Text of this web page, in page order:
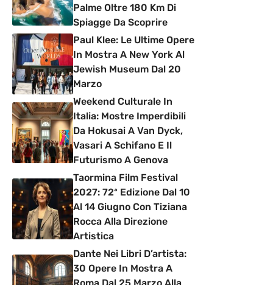
Palme Oltre 180 Km Di
Spiagge Da Scoprire
Paul Klee: Le Ultime Opere
In Mostra A New York Al
Jewish Museum Dal 20
Marzo
Weekend Culturale In
Italia: Mostre Imperdibili
Da Hokusai A Van Dyck,
Vasari A Schifano E Il
Futurismo A Genova
Taormina Film Festival
2027: 72ª Edizione Dal 10
Al 14 Giugno Con Tiziana
Rocca Alla Direzione
Artistica
Dante Nei Libri D’artista:
30 Opere In Mostra A